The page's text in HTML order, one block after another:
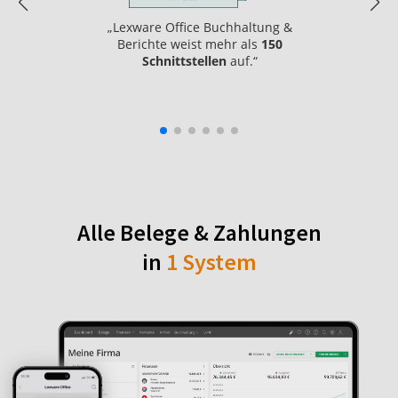
„Lexware Office Buchhaltung &
Berichte weist mehr als 150
Schnittstellenauf.“
Alle Belege & Zahlungen
in 1 System